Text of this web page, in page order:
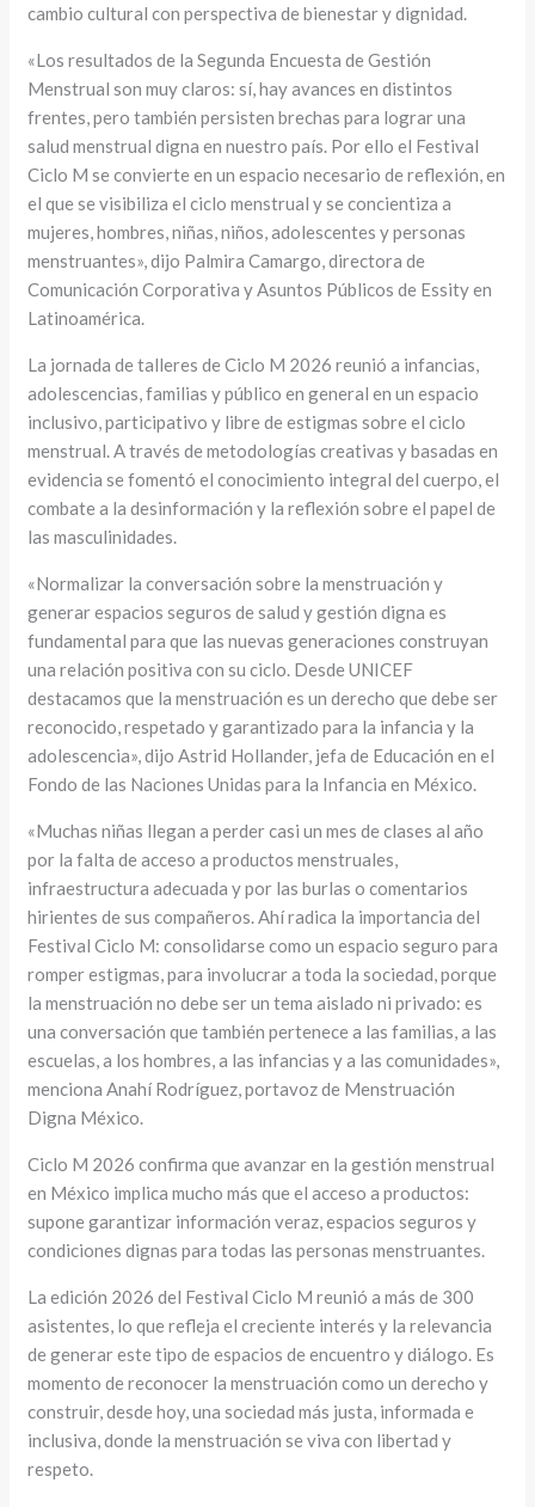
cambio cultural con perspectiva de bienestar y dignidad.
«Los resultados de la Segunda Encuesta de Gestión
Menstrual son muy claros: sí, hay avances en distintos
frentes, pero también persisten brechas para lograr una
salud menstrual digna en nuestro país. Por ello el Festival
Ciclo M se convierte en un espacio necesario de reflexión, en
el que se visibiliza el ciclo menstrual y se concientiza a
mujeres, hombres, niñas, niños, adolescentes y personas
menstruantes», dijo Palmira Camargo, directora de
Comunicación Corporativa y Asuntos Públicos de Essity en
Latinoamérica.
La jornada de talleres de Ciclo M 2026 reunió a infancias,
adolescencias, familias y público en general en un espacio
inclusivo, participativo y libre de estigmas sobre el ciclo
menstrual. A través de metodologías creativas y basadas en
evidencia se fomentó el conocimiento integral del cuerpo, el
combate a la desinformación y la reflexión sobre el papel de
las masculinidades.
«Normalizar la conversación sobre la menstruación y
generar espacios seguros de salud y gestión digna es
fundamental para que las nuevas generaciones construyan
una relación positiva con su ciclo. Desde UNICEF
destacamos que la menstruación es un derecho que debe ser
reconocido, respetado y garantizado para la infancia y la
adolescencia», dijo Astrid Hollander, jefa de Educación en el
Fondo de las Naciones Unidas para la Infancia en México.
«Muchas niñas llegan a perder casi un mes de clases al año
por la falta de acceso a productos menstruales,
infraestructura adecuada y por las burlas o comentarios
hirientes de sus compañeros. Ahí radica la importancia del
Festival Ciclo M: consolidarse como un espacio seguro para
romper estigmas, para involucrar a toda la sociedad, porque
la menstruación no debe ser un tema aislado ni privado: es
una conversación que también pertenece a las familias, a las
escuelas, a los hombres, a las infancias y a las comunidades»,
menciona Anahí Rodríguez, portavoz de Menstruación
Digna México.
Ciclo M 2026 confirma que avanzar en la gestión menstrual
en México implica mucho más que el acceso a productos:
supone garantizar información veraz, espacios seguros y
condiciones dignas para todas las personas menstruantes.
La edición 2026 del Festival Ciclo M reunió a más de 300
asistentes, lo que refleja el creciente interés y la relevancia
de generar este tipo de espacios de encuentro y diálogo. Es
momento de reconocer la menstruación como un derecho y
construir, desde hoy, una sociedad más justa, informada e
inclusiva, donde la menstruación se viva con libertad y
respeto.